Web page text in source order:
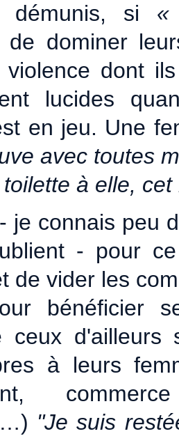
démunis, si «
de dominer
violence dont
lucides
en jeu. Une
avec toutes
à elle,
je connais peu
- pour
de vider les
bénéficier
ceux d'ailleurs
à leurs
"Je suis